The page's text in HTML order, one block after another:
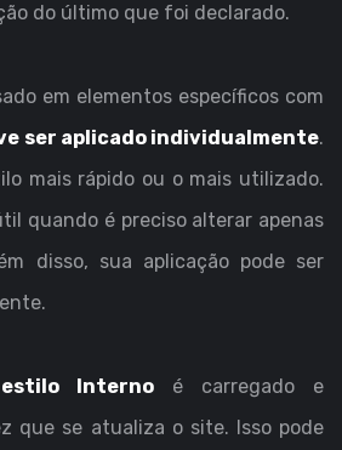
do último que foi declarado.
em elementos específicos com
ser aplicado individualmente.
mais rápido ou o mais utilizado.
quando é preciso alterar apenas
disso, sua aplicação pode ser
estilo Interno é carregado e
que se atualiza o site. Isso pode